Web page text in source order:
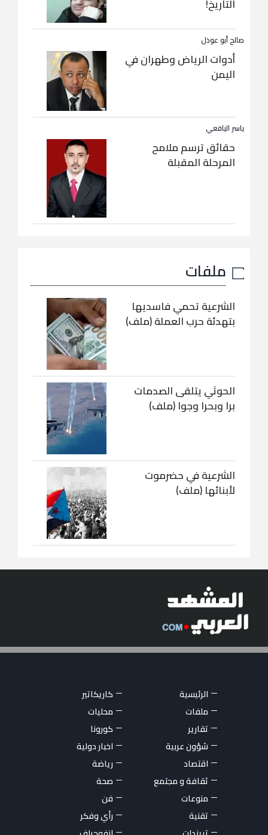
التاريخ!
صالح أبو عوذل
أدوات الرياض وطهران في
اليمن
ياسر اليافعي
حقائق ترسم ملامح
المرحلة المقبلة
ملفات
الشرعية تحمي فاسديها
بتهدئة حرب العملة (ملف)
الحوثي يتلقى الصدمات
برا وبحرا وجوا (ملف)
الشرعية في حضرموت
لأبنائها (ملف)
الرئيسية
كاريكاتير
ملفات
محليات
تقارير
كورونا
شؤون عربية
اخبار دولية
اقتصاد
رياضة
ثقافة و مجتمع
صحة
منوعات
فن
تقنية
رأي وفكر